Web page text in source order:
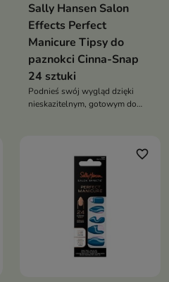
Sally Hansen Salon
Effects Perfect
Manicure Tipsy do
paznokci Cinna-Snap
24 sztuki
Podnieś swój wygląd dzięki
nieskazitelnym, gotowym do
favorite_border